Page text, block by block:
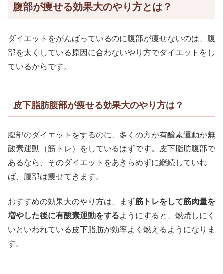
腹部が痩せる効果大のやり方とは？
ダイエットをがんばっているのに腹部が痩せないのは、腹
部を太くしている原因に合わないやり方でダイエットをし
ているからです。
皮下脂肪腹部が痩せる効果大のやり方は？
腹部のダイエットをするのに、多くの方が有酸素運動か無
酸素運動（筋トレ）をしているはずです。皮下脂肪腹部で
あるなら、そのダイエットをあきらめずに継続していれ
ば、腹部は痩せてきます。
おすすめの効果大のやり方は、まず筋トレをして筋肉量を
増やした後に有酸素運動をするようにすると、燃焼しにく
いといわれている皮下脂肪が効率よく燃えるようになりま
す。